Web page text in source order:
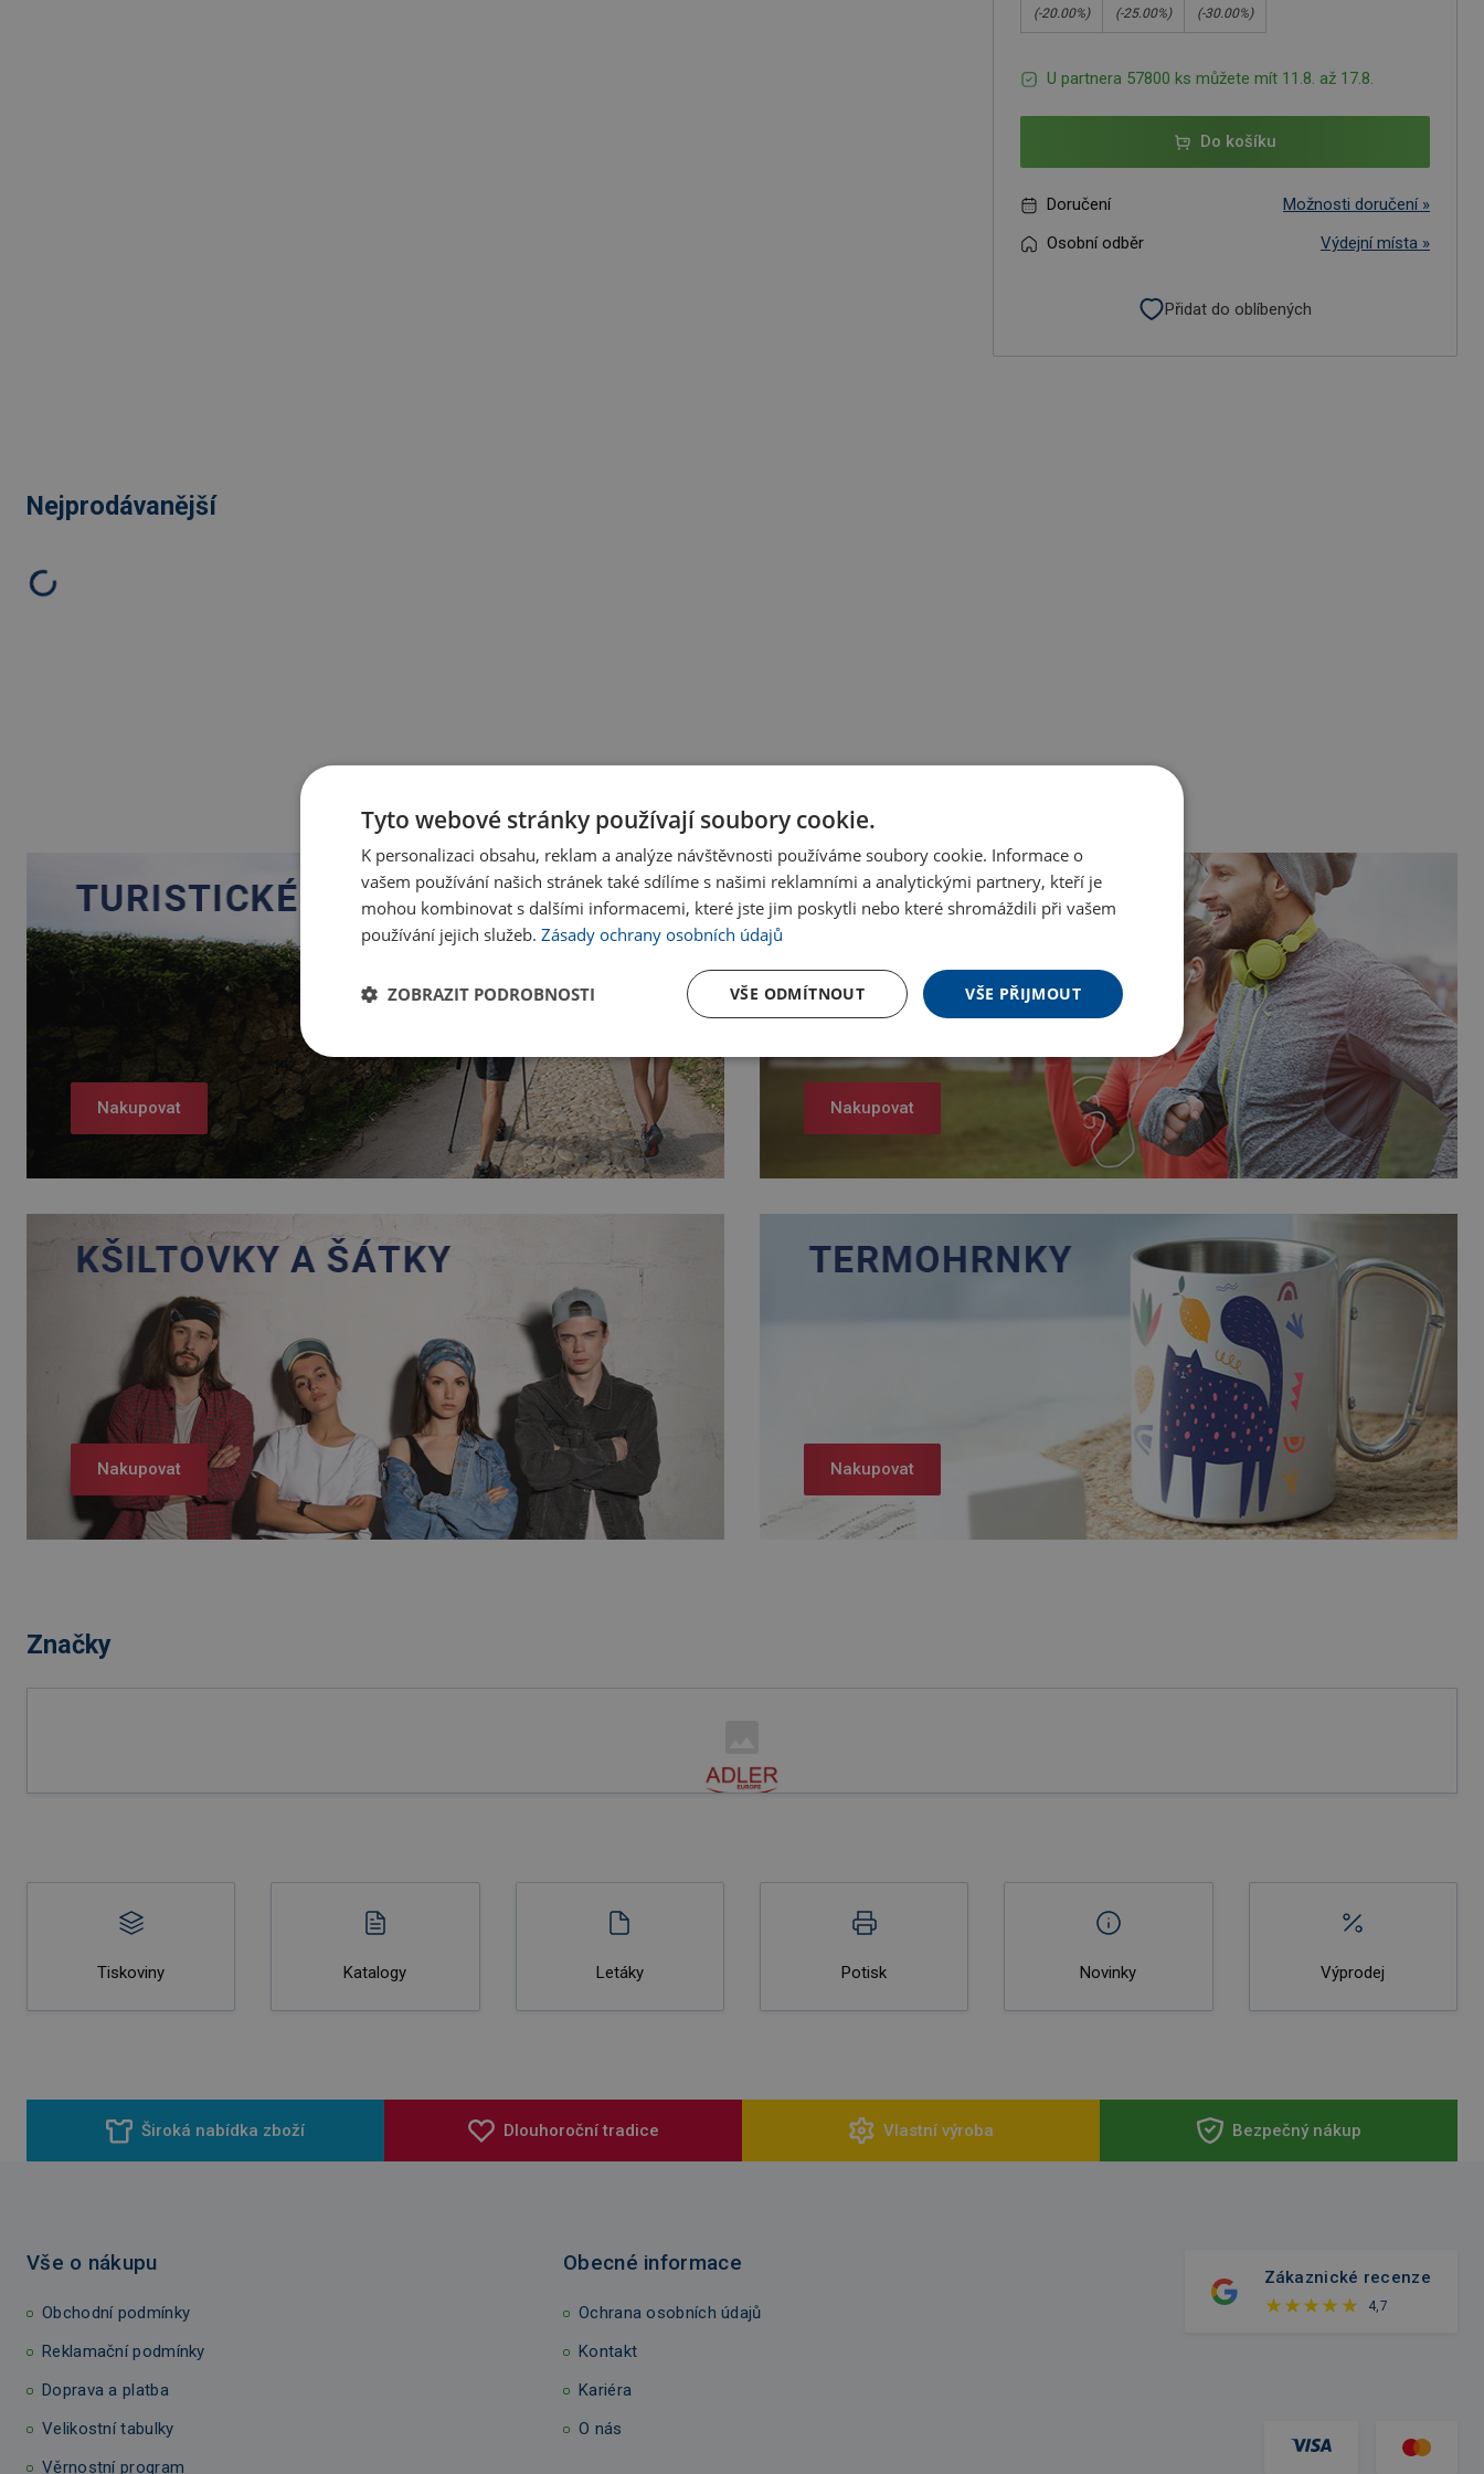
(-20.00%)
(-25.00%)
(-30.00%)
U partnera 57800 ks můžete mít 11.8. až 17.8.
Do košíku
Doručení
Možnosti doručení »
Osobní odběr
Výdejní místa »
Přidat do oblíbených
Nejprodávanější
Nakupovat Nakupovat
Nakupovat Nakupovat
Značky
Tiskoviny Katalogy Letáky Potisk Novinky Výprodej
Široká nabídka zboží Dlouhoroční tradice Vlastní výroba Bezpečný nákup
Vše o nákupu
Obchodní podmínky
Reklamační podmínky
Doprava a platba
Velikostní tabulky
Věrnostní program
Obecné informace
Ochrana osobních údajů
Kontakt
Kariéra
O nás
Zákaznické recenze
4,7
Tyto webové stránky používají soubory cookie.
K personalizaci obsahu, reklam a analýze návštěvnosti používáme soubory cookie. Informace o
vašem používání našich stránek také sdílíme s našimi reklamními a analytickými partnery, kteří je
mohou kombinovat s dalšími informacemi, které jste jim poskytli nebo které shromáždili při vašem
používání jejich služeb. Zásady ochrany osobních údajů
VŠE PŘIJMOUT
VŠE ODMÍTNOUT
ZOBRAZIT PODROBNOSTI